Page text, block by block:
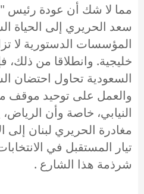
مما لا شك أن عودة رئيس
سعد الحريري إلى الحياة
المؤسسات الدستورية لا
خليجية. وانطلاقا من ذلك،
السعودية تحاول احتضان
والعمل على توحيد موقف
النيابي، خاصة وأن
مغادرة الحريري لبنان
تيار المستقبل في
شرذمة هذا الشارع .